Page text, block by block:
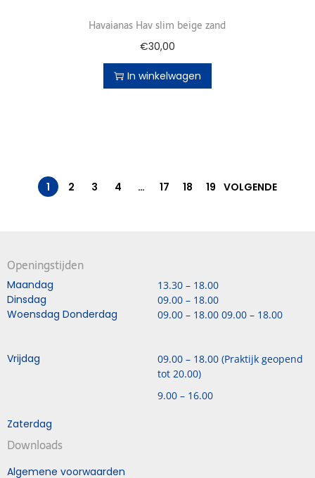
Havaianas Hav slim beige zand
€30,00
In winkelwagen
1 2 3 4 … 17 18 19 VOLGENDE
Openingstijden
Maandag
Dinsdag
Woensdag Donderdag
13.30 – 18.00
09.00 – 18.00
09.00 – 18.00 09.00 – 18.00
Vrijdag
Zaterdag
09.00 – 18.00 (Praktijk geopend
tot 20.00)
9.00 – 16.00
Downloads
Algemene voorwaarden